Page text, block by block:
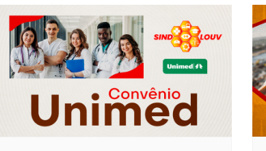
Hospedagens
Unimed Saúde